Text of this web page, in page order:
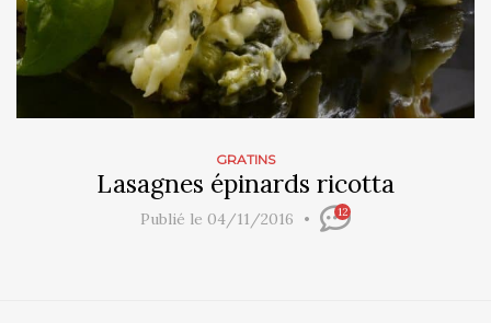
GRATINS
Lasagnes épinards ricotta
Publié le 04/11/2016 12